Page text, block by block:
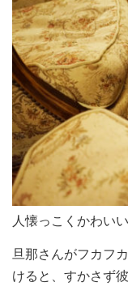
人懐っこくかわいい
旦那さんがフカフ
けると、すかさず